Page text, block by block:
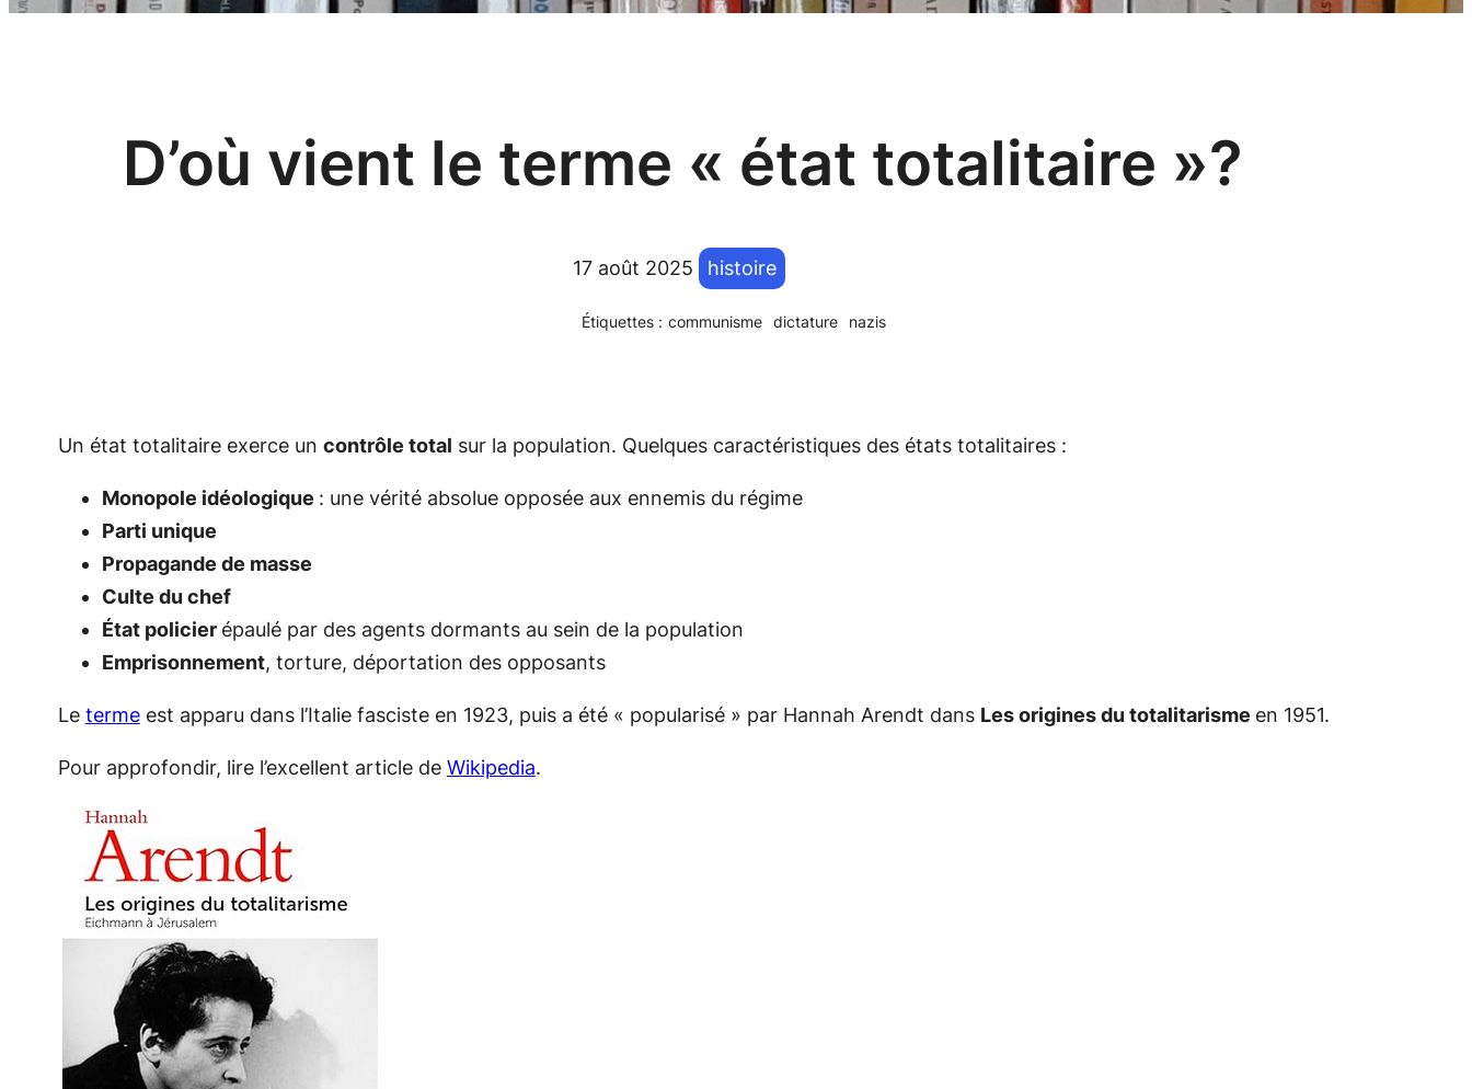
D’où vient le terme « état totalitaire »?
17 août 2025 histoire
Étiquettes : communisme dictature nazis
Un état totalitaire exerce un contrôle total sur la population. Quelques caractéristiques des états totalitaires :
Monopole idéologique : une vérité absolue opposée aux ennemisdu régime
Parti unique
Propagande de masse
Culte du chef
État policier épaulé par des agents dormants au sein de la population
Emprisonnement, torture, déportation des opposants
Le termeest apparu dans l’Italie fasciste en 1923, puis a été « popularisé » par Hannah Arendt dans Les origines du totalitarisme en 1951.
Pour approfondir, lire l’excellent article de Wikipedia.